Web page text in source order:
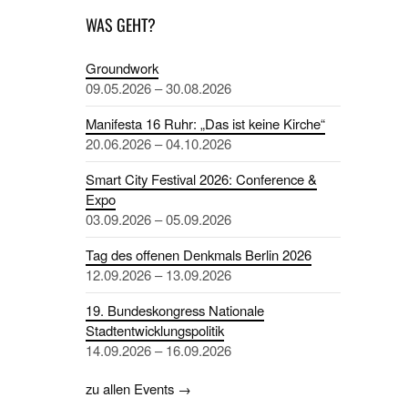
WAS GEHT?
Groundwork
09.05.2026 – 30.08.2026
Manifesta 16 Ruhr: „Das ist keine Kirche“
20.06.2026 – 04.10.2026
Smart City Festival 2026: Conference &
Expo
03.09.2026 – 05.09.2026
Tag des offenen Denkmals Berlin 2026
12.09.2026 – 13.09.2026
19. Bundeskongress Nationale
Stadtentwicklungspolitik
14.09.2026 – 16.09.2026
zu allen Events →